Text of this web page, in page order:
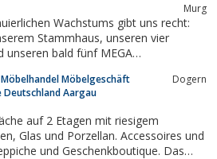
Murg
Wachstums gibt uns recht:
unseren vier
unseren bald fünf MEGA
Anbietern der Region und stehen
mehr als 250...
Möbelgeschäft
Deutschland Aargau
Dogern
auf 2 Etagen mit riesigem
und
und Geschenkboutique. Das